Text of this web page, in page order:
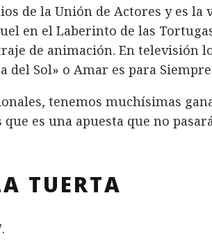
de la Unión de Actores y es la
en el Laberinto de las
de animación. En televisión
del Sol» o Amar es para
tenemos muchísimas
es una apuesta que no
TUERTA